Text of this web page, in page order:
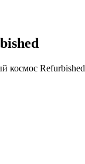
космос Refurbished